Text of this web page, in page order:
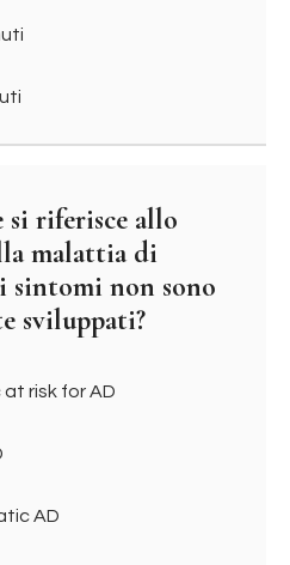
si riferisce allo
malattia di
non sono
sviluppati?
risk for AD
AD